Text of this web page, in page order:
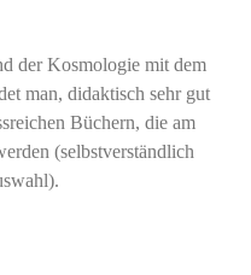
der Kosmologie mit dem
man, didaktisch sehr gut
Büchern, die am
(selbstverständlich